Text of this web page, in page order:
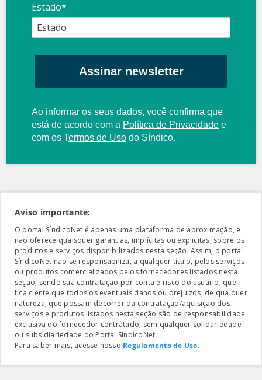
Estado*
Assinar newsletter
Ao informar os seus dados, você confirma que
está de acordo com a Política de Privacidade e
com os Termos de Uso do Síndico.
Aviso importante:
O portal SíndicoNet é apenas uma plataforma de aproximação, e
não oferece quaisquer garantias, implícitas ou explicitas, sobre os
produtos e serviços disponibilizados nesta seção. Assim, o portal
SíndicoNet não se responsabiliza, a qualquer título, pelos serviços
ou produtos comercializados pelos fornecedores listados nesta
seção, sendo sua contratação por conta e risco do usuário, que
fica ciente que todos os eventuais danos ou prejuízos, de qualquer
natureza, que possam decorrer da contratação/aquisição dos
serviços e produtos listados nesta seção são de responsabilidade
exclusiva do fornecedor contratado, sem qualquer solidariedade
ou subsidiariedade do Portal SíndicoNet.
Para saber mais, acesse nosso Regulamento de Uso.